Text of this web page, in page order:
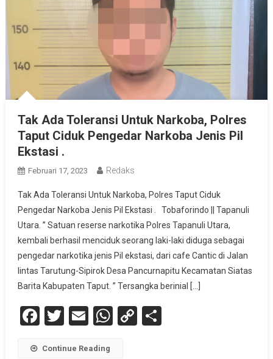
Tak Ada Toleransi Untuk Narkoba, Polres
Taput Ciduk Pengedar Narkoba Jenis Pil
Ekstasi .
Februari 17, 2023 Redaks
Tak Ada Toleransi Untuk Narkoba, Polres Taput Ciduk
Pengedar Narkoba Jenis Pil Ekstasi . Tobaforindo || Tapanuli
Utara. ” Satuan reserse narkotika Polres Tapanuli Utara,
kembali berhasil menciduk seorang laki-laki diduga sebagai
pengedar narkotika jenis Pil ekstasi, dari cafe Cantic di Jalan
lintas Tarutung-Sipirok Desa Pancurnapitu Kecamatan Siatas
Barita Kabupaten Taput. ” Tersangka berinial […]
Facebook
Twitter
EmailWhatsApp
CopyShare
Continue Reading